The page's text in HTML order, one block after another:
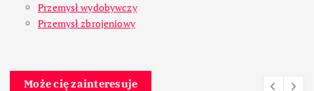
Przemysł wydobywczy
Przemysł zbrojeniowy
Może cię zainteresuje